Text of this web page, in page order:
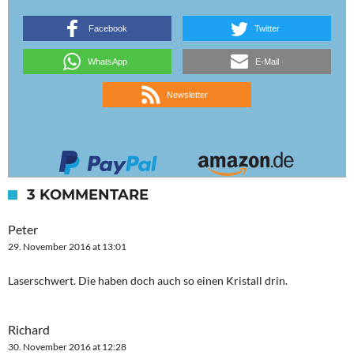
Facebook Twitter
WhatsApp E-Mail
Newsletter
3 KOMMENTARE
Peter
29. November 2016 at 13:01
Laserschwert. Die haben doch auch so einen Kristall drin.
Richard
30. November 2016 at 12:28